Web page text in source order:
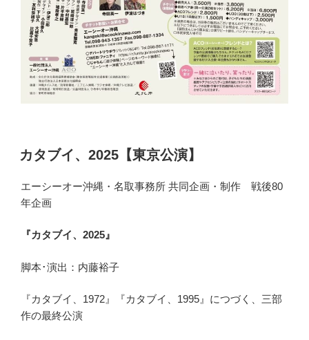
カタブイ、2025【東京公演】
エーシーオー沖縄・名取事務所 共同企画・制作 戦後80
年企画
『カタブイ、2025』
脚本･演出：内藤裕子
『カタブイ、1972』『カタブイ、1995』につづく、三部
作の最終公演